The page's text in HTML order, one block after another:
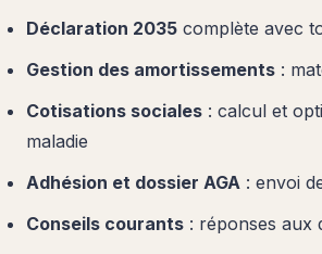
Déclaration 2035 complète avec
Gestion des amortissements :
Cotisations sociales : calcul et
maladie
Adhésion et dossier AGA : envoi
Conseils courants : réponses aux